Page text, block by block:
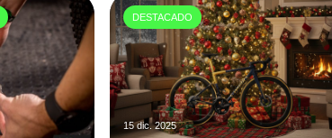
DESTACADO
15 dic. 2025